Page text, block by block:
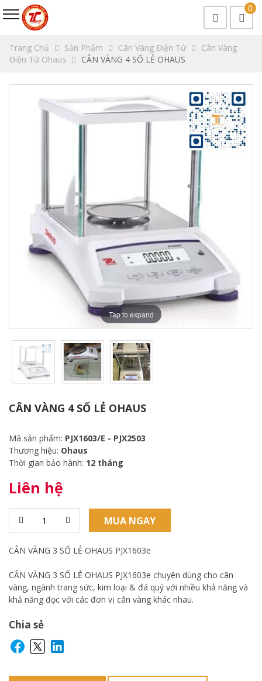
0
Trang Chủ Sản Phẩm Cân Vàng Điện Tử
Cân Vàng
Điện Tử Ohaus
CÂN VÀNG 4 SỐ LẺ OHAUS
Tap to expand
CÂN VÀNG 4 SỐ LẺ OHAUS
Mã sản phẩm: PJX1603/E - PJX2503
Thương hiệu: Ohaus
Thời gian bảo hành: 12 tháng
Liên hệ
MUA NGAY
CÂN VÀNG 3 SỐ LẺ OHAUS PJX1603e
CÂN VÀNG 3 SỐ LẺ OHAUS PJX1603e chuyên dùng cho cân
vàng, ngành trang sức, kim loại & đá quý với nhiều khả năng và
khả năng đọc với các đơn vị cân vàng khác nhau.
Chia sẻ